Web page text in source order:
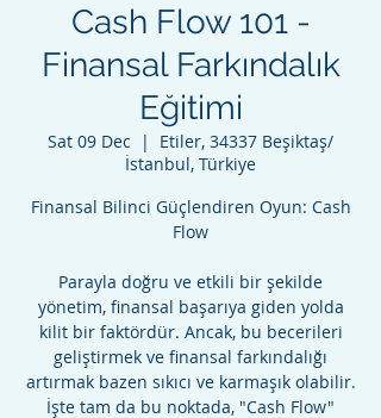
Cash Flow 101 -
Finansal Farkındalık
Eğitimi
Sat 09 Dec
  |
Etiler, 34337 Beşiktaş/
İstanbul, Türkiye
Finansal Bilinci Güçlendiren Oyun: Cash
Flow
Parayla doğru ve etkili bir şekilde
yönetim, finansal başarıya giden yolda
kilit bir faktördür. Ancak, bu becerileri
geliştirmek ve finansal farkındalığı
artırmak bazen sıkıcı ve karmaşık olabilir.
İşte tam da bu noktada, "Cash Flow"